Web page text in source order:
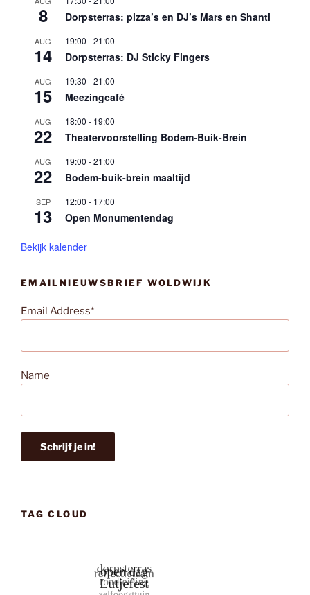
8 Dorpsterras: pizza’s en DJ’s Mars en Shanti
AUG
14
19:00 -21:00
Dorpsterras: DJ Sticky Fingers
AUG
15
19:30 -21:00
Meezingcafé
AUG
22
18:00 - 19:00
Theatervoorstelling Bodem-Buik-Brein
AUG
22
19:00 -21:00
Bodem-buik-brein maaltijd
SEP
13
12:00 - 17:00
Open Monumentendag
Bekijk kalender
EMAILNIEUWSBRIEF WOLDWIJK
Email Address*
Name
TAG CLOUD